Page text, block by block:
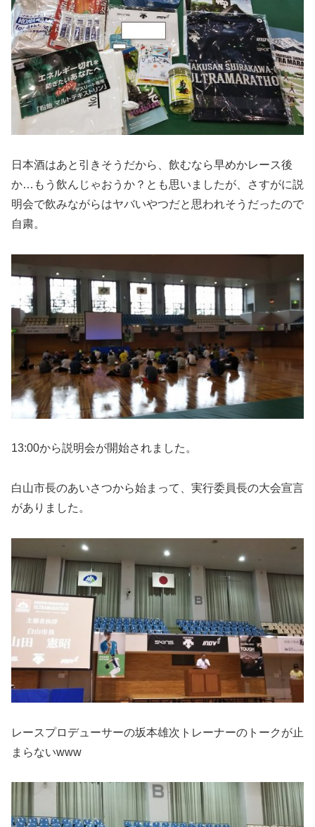
日本酒はあと引きそうだから、飲むなら早めかレース後
か…もう飲んじゃおうか？とも思いましたが、さすがに説
明会で飲みながらはヤバいやつだと思われそうだったので
自粛。
13:00から説明会が開始されました。
白山市長のあいさつから始まって、実行委員長の大会宣言
がありました。
レースプロデューサーの坂本雄次トレーナーのトークが止
まらないwww